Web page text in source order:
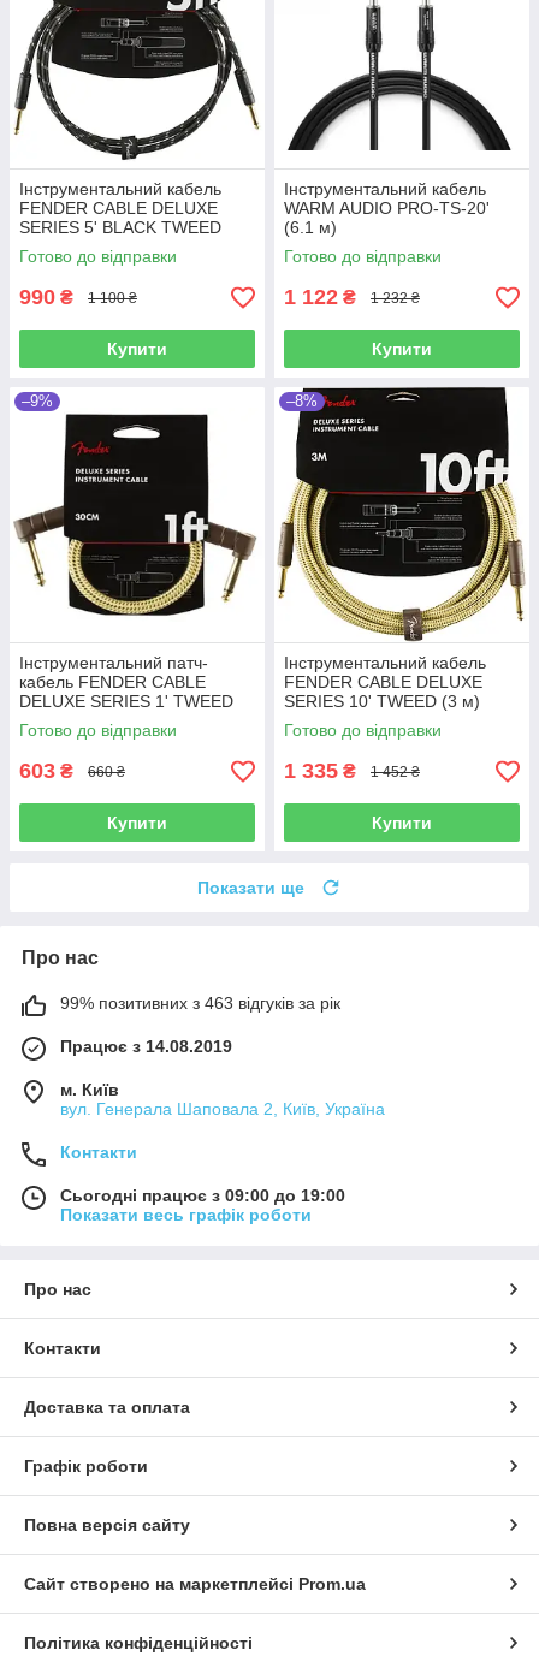
Інструментальний кабель
FENDER CABLE DELUXE
SERIES 5' BLACK TWEED
Готово до відправки
990 ₴ 1 100 ₴
Купити
Інструментальний кабель
WARM AUDIO PRO-TS-20'
(6.1 м)
Готово до відправки
1 122 ₴ 1 232 ₴
Купити
–9%
Інструментальний патч-
кабель FENDER CABLE
DELUXE SERIES 1' TWEED
Готово до відправки
603 ₴ 660 ₴
Купити
–8%
Інструментальний кабель
FENDER CABLE DELUXE
SERIES 10' TWEED (3 м)
Готово до відправки
1 335 ₴ 1 452 ₴
Купити
Показати ще
Про нас
99% позитивних з 463 відгуків за рік
Працює з 14.08.2019
м. Київ
вул. Генерала Шаповала 2, Київ, Україна
Контакти
Сьогодні працює з 09:00 до 19:00
Показати весь графік роботи
Про нас
Контакти
Доставка та оплата
Графік роботи
Повна версія сайту
Сайт створено на маркетплейсі Prom.ua
Політика конфіденційності